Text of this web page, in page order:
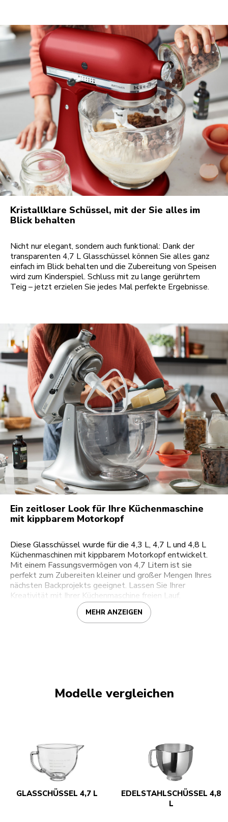
Kristallklare Schüssel, mit der Sie alles im
Blick behalten
Nicht nur elegant, sondern auch funktional: Dank der
transparenten 4,7 L Glasschüssel können Sie alles ganz
einfach im Blick behalten und die Zubereitung von Speisen
wird zum Kinderspiel. Schluss mit zu lange gerührtem
Teig – jetzt erzielen Sie jedes Mal perfekte Ergebnisse.
Ein zeitloser Look für Ihre Küchenmaschine
mit kippbarem Motorkopf
Diese Glasschüssel wurde für die 4,3 L, 4,7 L und 4,8 L
Küchenmaschinen mit kippbarem Motorkopf entwickelt.
Mit einem Fassungsvermögen von 4,7 Litern ist sie
perfekt zum Zubereiten kleiner und großer Mengen Ihres
nächsten Backprojekts geeignet. Lassen Sie Ihrer
Kreativität mit Ihrer Küchenmaschine freien Lauf.
MEHR ANZEIGEN
Modelle vergleichen
GLASSCHÜSSEL 4,7 L
EDELSTAHLSCHÜSSEL 4,8
L